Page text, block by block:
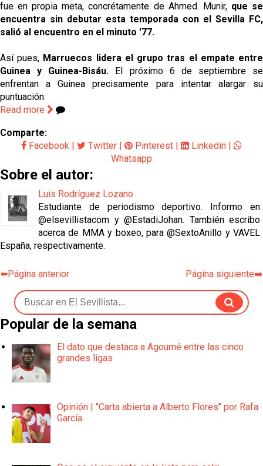
fue en propia meta, concrétamente de Ahmed. Munir, que se
encuentra sin debutar esta temporada con el Sevilla FC,
salió al encuentro en el minuto '77.
Así pues, Marruecos lidera el grupo tras el empate entre
Guinea y Guinea-Bisáu. El próximo 6 de septiembre se
enfrentan a Guinea precisamente para intentar alargar su
puntuación.
Read more
Comparte:
Facebook
Twitter Pinterest Linkedin
Whatsapp
Sobre el autor:
Luis Rodríguez Lozano
Estudiante de periodismo deportivo. Informo en
@elsevillistacom y @EstadiJohan. También escribo
acerca de MMA y boxeo, para @SextoAnillo y VAVEL
España, respectivamente.
⬅️Página anterior Página siguiente➡️
Popular de la semana
El dato que destaca a Agoumé entre las cinco
grandes ligas
Opinión | "Carta abierta a Alberto Flores" por Rafa
García